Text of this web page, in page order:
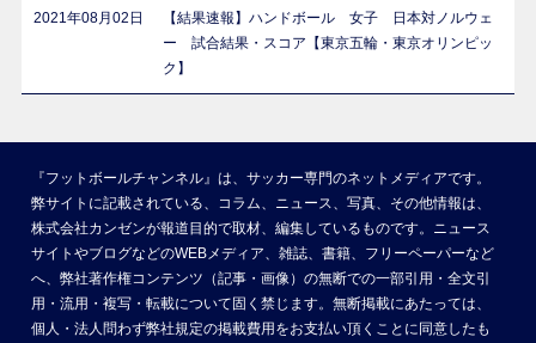
2021年08月02日
【結果速報】ハンドボール 女子 日本対ノルウェ
ー 試合結果・スコア【東京五輪・東京オリンピッ
ク】
『フットボールチャンネル』は、サッカー専門のネットメディアです。
弊サイトに記載されている、コラム、ニュース、写真、その他情報は、
株式会社カンゼンが報道目的で取材、編集しているものです。ニュース
サイトやブログなどのWEBメディア、雑誌、書籍、フリーペーパーなど
へ、弊社著作権コンテンツ（記事・画像）の無断での一部引用・全文引
用・流用・複写・転載について固く禁じます。無断掲載にあたっては、
個人・法人問わず弊社規定の掲載費用をお支払い頂くことに同意したも